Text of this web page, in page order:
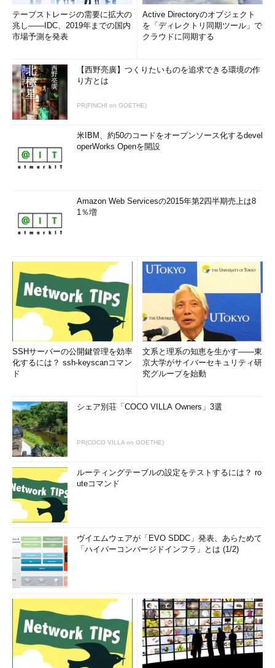
テープストレージの需要に拡大の
兆し――IDC、2019年までの国内
市場予測を発表
Active Directoryのオブジェクト
を「ディレクトリ同期ツール」で
クラウドに同期する
【西野亮廣】つくりたいものを追求できる環境の作
り方とは
PR(FINCHI on GOETHE)
米IBM、約50のコードをオープンソース化するdevel
operWorks Openを開設
Amazon Web Servicesの2015年第2四半期売上は8
1％増
SSHサーバーの公開鍵管理を効率
化するには？ ssh-keyscanコマン
ド
文系と理系の知恵を生かす――東
京大学がサイバーセキュリティ研
究グループを始動
シェア別荘「COCO VILLA Owners」3選
PR(COCO VILLA on GOETHE)
ルーティングテーブルの設定をテストするには？ ro
uteコマンド
ヴイエムウェアが「EVO SDDC」発表、あらためて
「ハイパーコンバージドインフラ」とは (1/2)